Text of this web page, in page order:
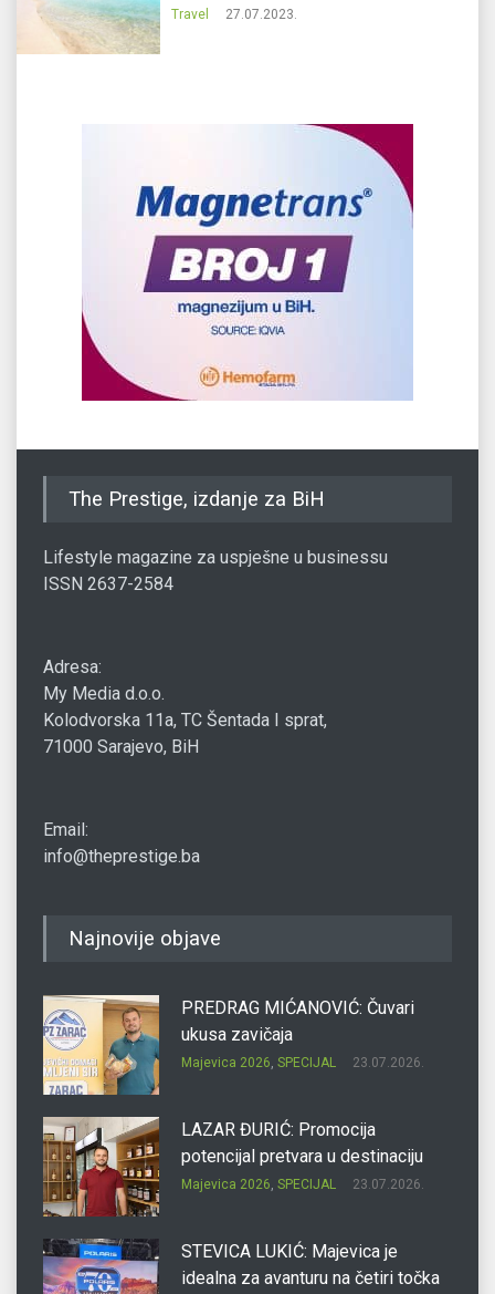
Travel 27.07.2023.
The Prestige, izdanje za BiH
Lifestyle magazine za uspješne u businessu
ISSN 2637-2584
Adresa:
My Media d.o.o.
Kolodvorska 11a, TC Šentada I sprat,
71000 Sarajevo, BiH
Email:
info@theprestige.ba
Najnovije objave
PREDRAG MIĆANOVIĆ: Čuvari
ukusa zavičaja
Majevica 2026, SPECIJAL 23.07.2026.
LAZAR ĐURIĆ: Promocija
potencijal pretvara u destinaciju
Majevica 2026, SPECIJAL 23.07.2026.
STEVICA LUKIĆ: Majevica je
idealna za avanturu na četiri točka